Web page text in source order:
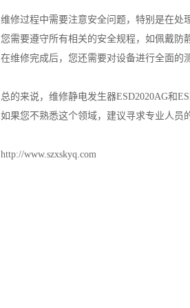
维修过程中需要注意安全问题，特别是在处
您需要遵守所有相关的安全规程，如佩戴防
在维修完成后，您还需要对设备进行全面的
总的来说，维修静电发生器ESD2020AG和
如果您不熟悉这个领域，建议寻求专业人员
http://www.szxskyq.com